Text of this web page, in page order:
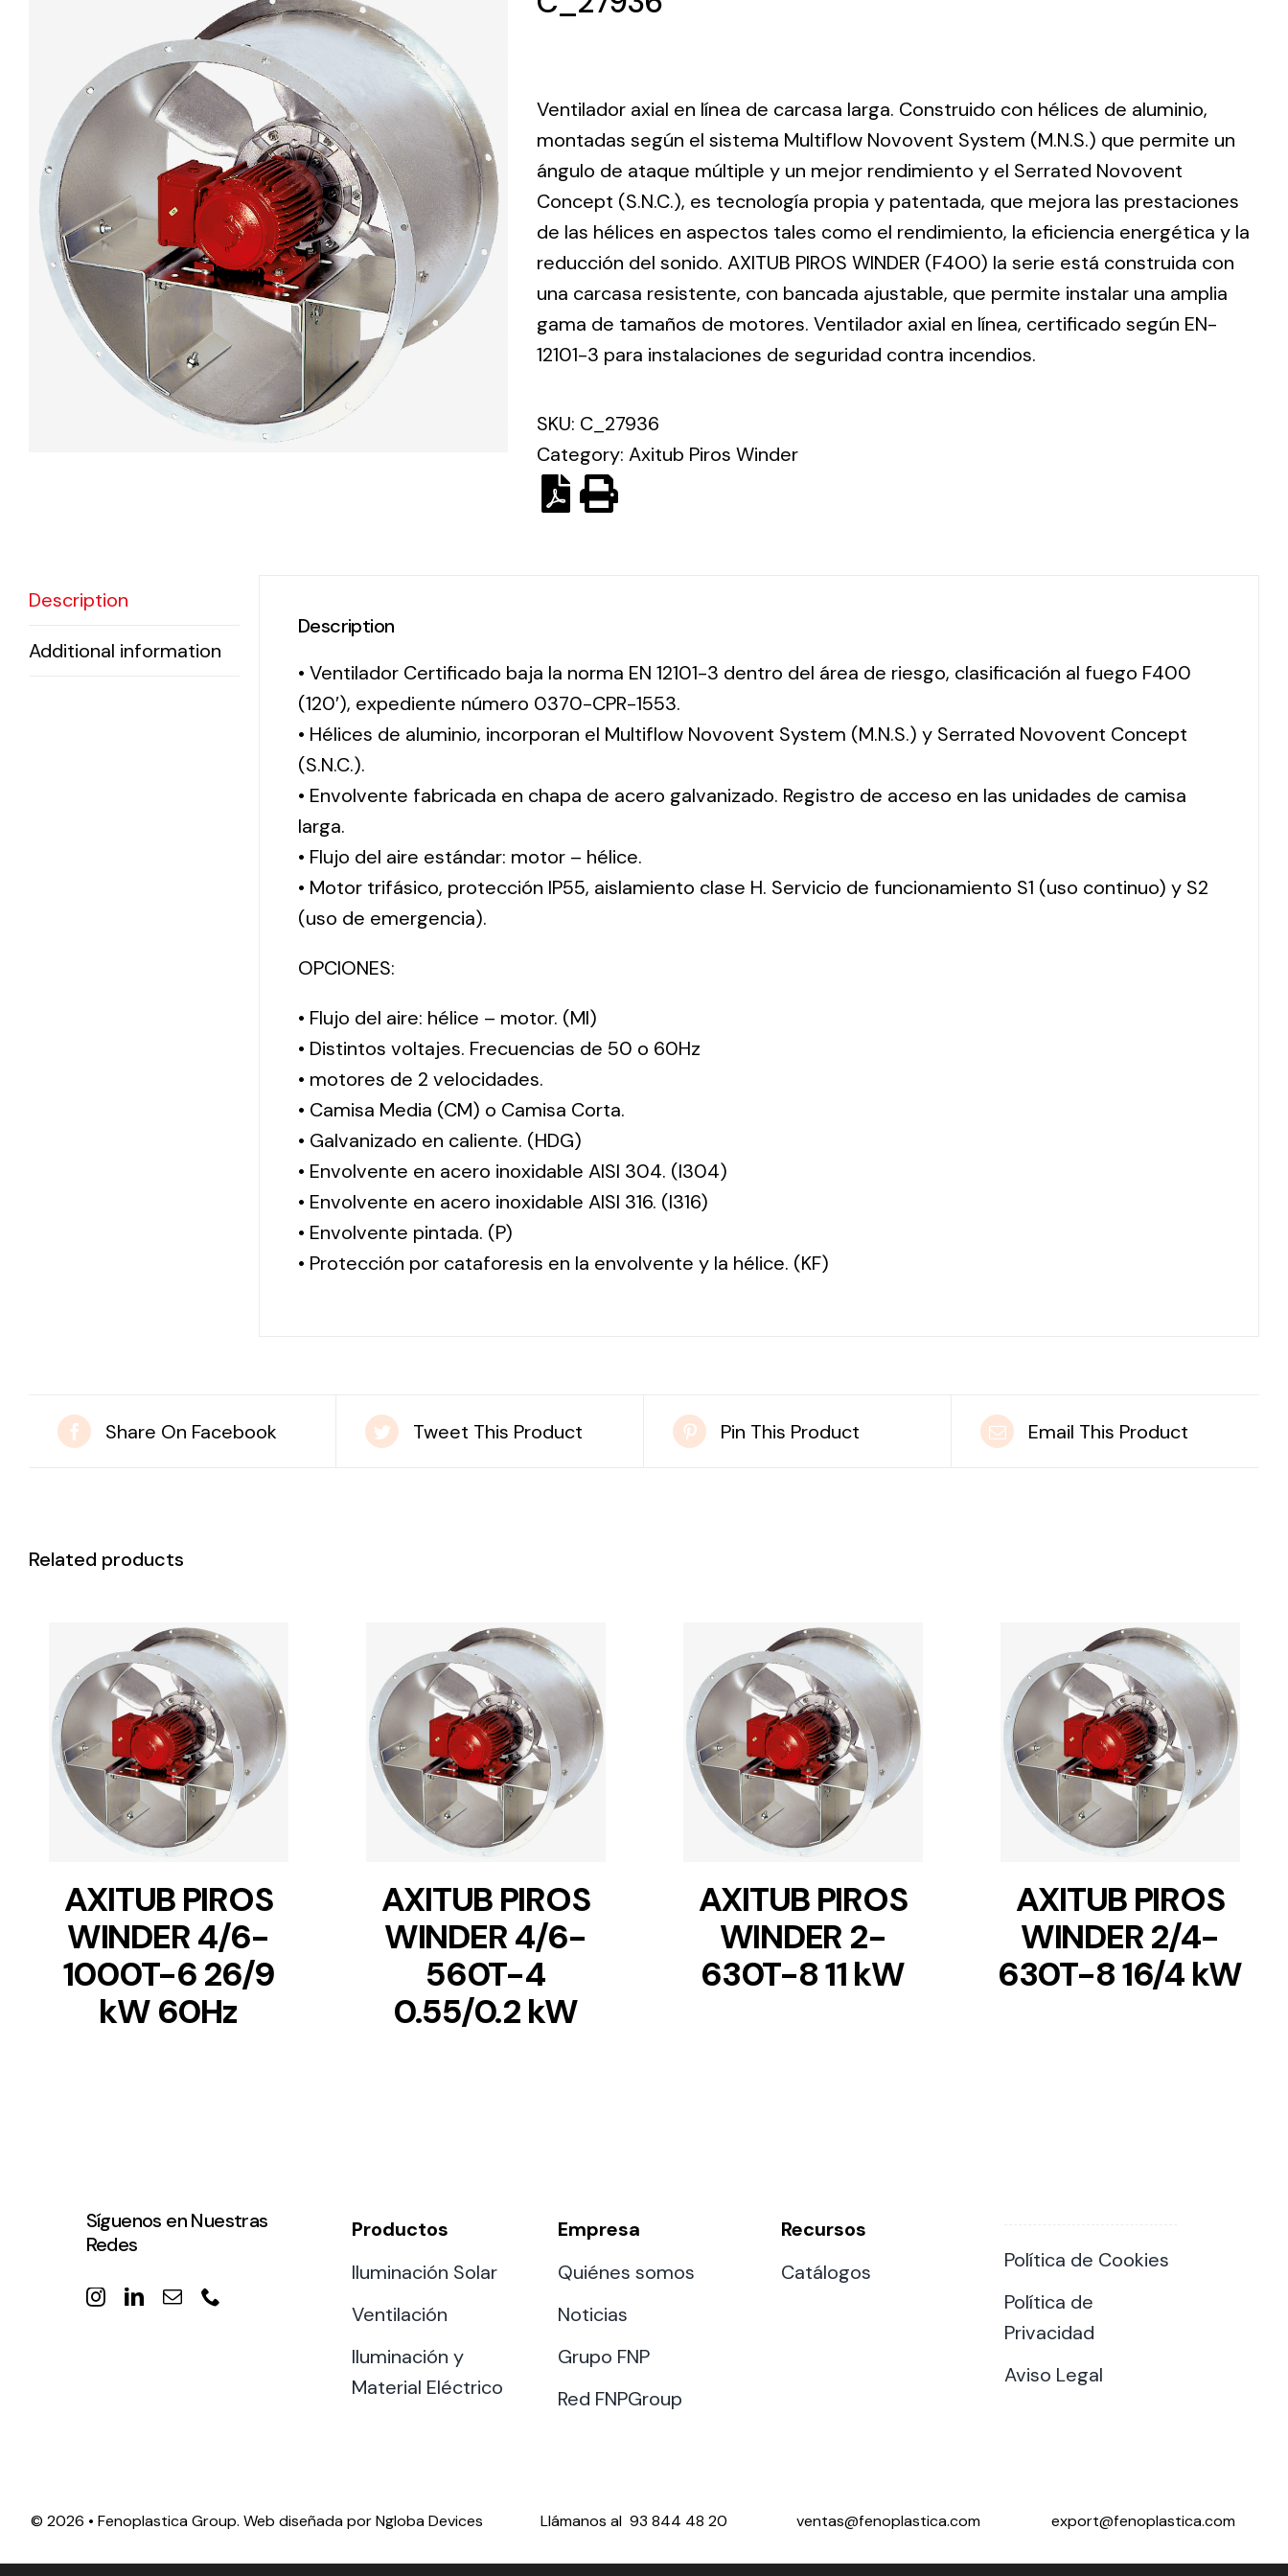
eléctrico.
Lighting and
Electrical
Equipment
Complete
solutions in
lighting and
electrical
material for
each project
incorporation of
Novovent into
the group
meant a greater
offer of
products for
different uses
Solar lighting
Variety of solar
solutions for all
kinds of needs.
Ventilador axial en línea de carcasa larga. Construido con hélices de aluminio,
montadas según el sistema Multiflow Novovent System (M.N.S.) que permite un
ángulo de ataque múltiple y un mejor rendimiento y el Serrated Novovent
Concept (S.N.C.), es tecnología propia y patentada, que mejora las prestaciones
de las hélices en aspectos tales como el rendimiento, la eficiencia energética y la
reducción del sonido. AXITUB PIROS WINDER (F400) la serie está construida con
una carcasa resistente, con bancada ajustable, que permite instalar una amplia
gama de tamaños de motores. Ventilador axial en línea, certificado según EN-
12101-3 para instalaciones de seguridad contra incendios.
SKU: C_27936
Category: Axitub Piros Winder
Description
Additional information
Description
• Ventilador Certificado baja la norma EN 12101-3 dentro del área de riesgo, clasificación al fuego F400
(120′), expediente número 0370-CPR-1553.
• Hélices de aluminio, incorporan el Multiflow Novovent System (M.N.S.) y Serrated Novovent Concept
(S.N.C.).
• Envolvente fabricada en chapa de acero galvanizado. Registro de acceso en las unidades de camisa
larga.
• Flujo del aire estándar: motor – hélice.
• Motor trifásico, protección IP55, aislamiento clase H. Servicio de funcionamiento S1 (uso continuo) y S2
(uso de emergencia).
OPCIONES:
• Flujo del aire: hélice – motor. (MI)
• Distintos voltajes. Frecuencias de 50 o 60Hz
• motores de 2 velocidades.
• Camisa Media (CM) o Camisa Corta.
• Galvanizado en caliente. (HDG)
• Envolvente en acero inoxidable AISI 304. (I304)
• Envolvente en acero inoxidable AISI 316. (I316)
• Envolvente pintada. (P)
• Protección por cataforesis en la envolvente y la hélice. (KF)
Share On Facebook Tweet This Product Pin This Product Email This Product
Related products
DETAILS
AXITUB PIROS
WINDER 4/6-
1000T-6 26/9
kW 60Hz
DETAILS
AXITUB PIROS
WINDER 4/6-
560T-4
0.55/0.2 kW
DETAILS
AXITUB PIROS
WINDER 2-
630T-8 11 kW
DETAILS
AXITUB PIROS
WINDER 2/4-
630T-8 16/4 kW
Síguenos en Nuestras
Redes
Productos
Iluminación Solar
Ventilación
Iluminación y
Material Eléctrico
Empresa
Quiénes somos
Noticias
Grupo FNP
Red FNPGroup
Recursos
Catálogos
Política de Cookies
Política de
Privacidad
Aviso Legal
© 2026 • Fenoplastica Group. Web diseñada porNgloba Devices Llámanos al93 844 48 20 ventas@fenoplastica.com export@fenoplastica.com